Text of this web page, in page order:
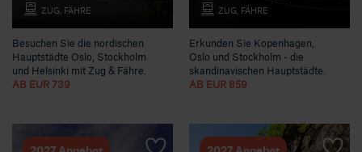
ZUG, FÄHRE
Besuchen Sie die nordischen
Hauptstädte Oslo, Stockholm
und Helsinki mit Zug & Fähre.
AB EUR 739
ZUG, FÄHRE
Erkunden Sie Kopenhagen,
Oslo und Stockholm - die
skandinavischen Hauptstädte.
AB EUR 859